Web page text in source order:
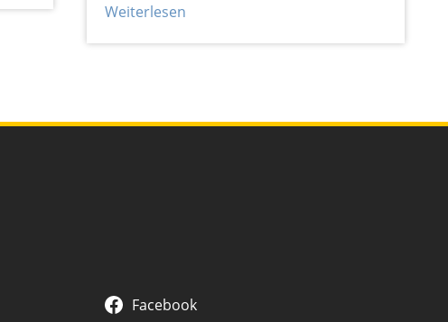
Weiterlesen
Facebook